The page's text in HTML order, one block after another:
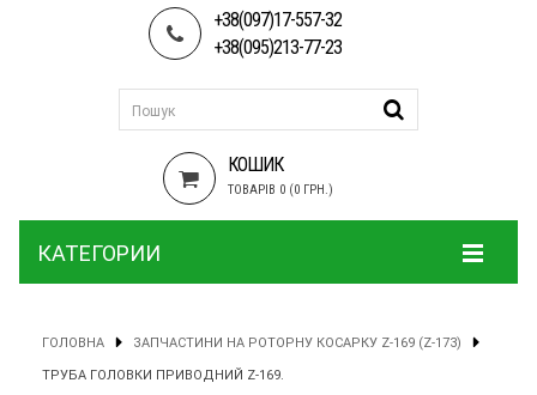
+38(097)17-557-32
+38(095)213-77-23
КОШИК
ТОВАРІВ 0 (0 ГРН.)
КАТЕГОРИИ
ГОЛОВНА ЗАПЧАСТИНИ НА РОТОРНУ КОСАРКУ Z-169 (Z-173)
ТРУБА ГОЛОВКИ ПРИВОДНИЙ Z-169.